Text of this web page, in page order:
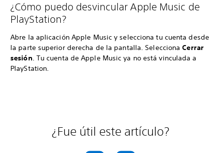
¿Cómo puedo desvincular Apple Music de
PlayStation?
Abre la aplicación Apple Music y selecciona tu cuenta desde
la parte superior derecha de la pantalla. SeleccionaCerrar
sesión . Tu cuenta de Apple Music ya no está vinculada a
PlayStation.
¿Fue útil este artículo?